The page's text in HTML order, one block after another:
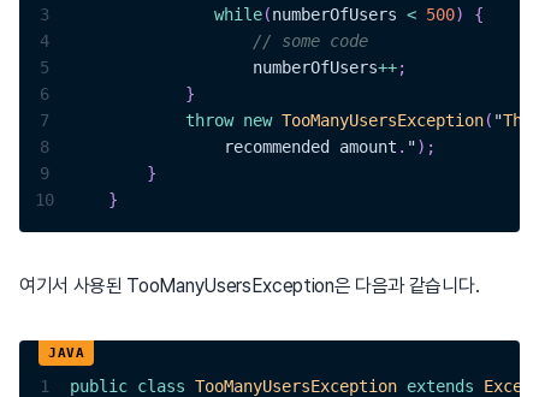
3
while(numberOfUsers < 500)
{
4
// some code
5
                   numberOfUsers
++;
6
}
7
throw new TooManyUsersException( "The
8
                recommended amount
. ") ;
9
}
10
}
여기서 사용된 TooManyUsersException은 다음과 같습니다.
1 public class TooManyUsersException extends